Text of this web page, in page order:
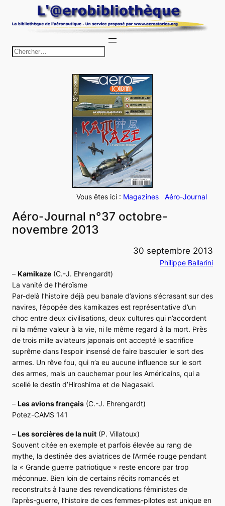
au
c
h
e
r
c
h
e
r
Vous êtes ici : Magazines Aéro-Journal
Aéro-Journal n°37 octobre-
novembre 2013
30 septembre 2013
Philippe Ballarini
– Kamikaze (C.-J. Ehrengardt)
La vanité de l’héroïsme
Par-delà l’histoire déjà peu banale d’avions s’écrasant sur des
navires, l’épopée des kamikazes est représentative d’un
choc entre deux civilisations, deux cultures qui n’accordent
ni la même valeur à la vie, ni le même regard à la mort. Près
de trois mille aviateurs japonais ont accepté le sacrifice
suprême dans l’espoir insensé de faire basculer le sort des
armes. Un rêve fou, qui n’a eu aucune influence sur le sort
des armes, mais un cauchemar pour les Américains, qui a
scellé le destin d’Hiroshima et de Nagasaki.
– Les avions français (C.-J. Ehrengardt)
Potez-CAMS 141
– Les sorcières de la nuit (P. Villatoux)
Souvent citée en exemple et parfois élevée au rang de
mythe, la destinée des aviatrices de l’Armée rouge pendant
la « Grande guerre patriotique » reste encore par trop
méconnue. Bien loin de certains récits romancés et
reconstruits à l’aune des revendications féministes de
l’après-guerre, l’histoire de ces femmes-pilotes est unique en